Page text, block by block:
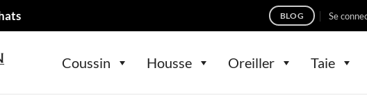
BLOG Se
Coussin Housse Oreiller Taie